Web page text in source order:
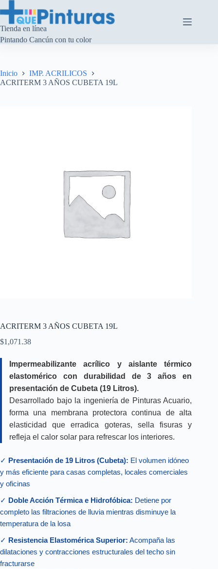
al
contenido
Tienda en línea
Pintando Cancún con tu color
Inicio
IMP. ACRILICOS
ACRITERM 3 AÑOS CUBETA 19L
ACRITERM 3 AÑOS CUBETA 19L
$1,071.38
Impermeabilizante acrílico y aislante térmico
elastomérico con durabilidad de 3 años en
presentación de Cubeta (19 Litros).
Desarrollado bajo la ingeniería de Pinturas Acuario,
forma una membrana protectora continua de alta
elasticidad que erradica goteras, sella fisuras y
refleja el calor solar para refrescar los interiores.
✓ Presentación de 19 Litros (Cubeta): El volumen idóneo
y más eficiente para casas completas, locales comerciales
y oficinas
✓ Doble Acción Térmica e Hidrofóbica: Detiene por
completo las filtraciones de lluvia mientras disminuye la
temperatura de la losa
✓ Resistencia Elastomérica Superior: Acompaña las
dilataciones y contracciones estructurales del techo sin
fracturarse